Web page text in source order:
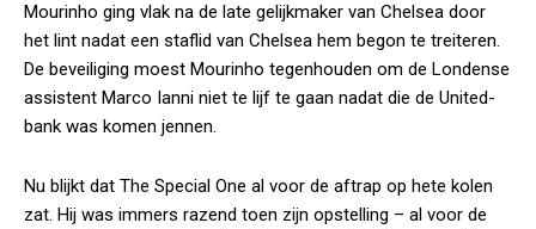
Mourinho ging vlak na de late gelijkmaker van Chelsea door
het lint nadat een staflid van Chelsea hem begon te treiteren.
De beveiliging moest Mourinho tegenhouden om de Londense
assistent Marco Ianni niet te lijf te gaan nadat die de United-
bank was komen jennen.
Nu blijkt dat The Special One al voor de aftrap op hete kolen
zat. Hij was immers razend toen zijn opstelling – al voor de